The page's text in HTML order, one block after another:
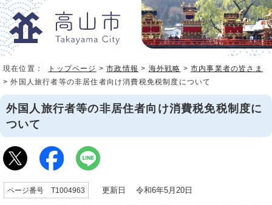
現在位置： トップページ >市政情報 > 海外戦略 >市内事業者の皆さま
> 外国人旅行者等の非居住者向け消費税免税制度について
外国人旅行者等の非居住者向け消費税免税制度に
ついて
ページ番号 T1004963 更新日 令和6年5月20日